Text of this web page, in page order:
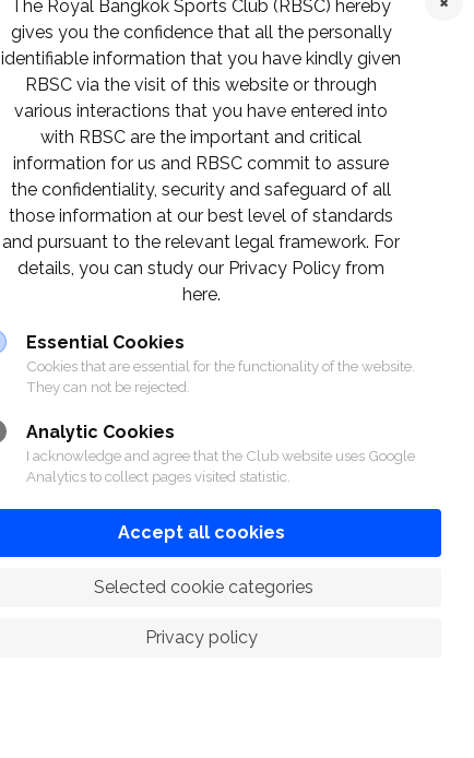
The Royal Bangkok Sports Club (RBSC) hereby
gives you the confidence that all the personally
identifiable information that you have kindly given
RBSC via the visit of this website or through
various interactions that you have entered into
with RBSC are the important and critical
information for us and RBSC commit to assure
the confidentiality, security and safeguard of all
those information at our best level of standards
and pursuant to the relevant legal framework. For
details, you can study our Privacy Policy from
here.
Essential Cookies
Cookies that are essential for the functionality of the website.
They can not be rejected.
Analytic Cookies
I acknowledge and agree that the Club website uses Google
Analytics to collect pages visited statistic.
Accept all cookies
Selected cookie categories
Privacy policy